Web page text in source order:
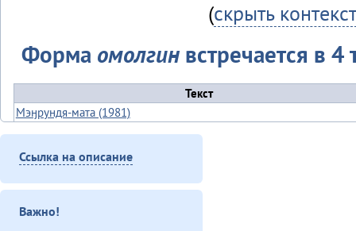
(скрыть контекст
Форма омолгин встречается в 4
Текст
Мэӈрундя-мата (1981)
Олдонындя-акияндя, тадук Нюӈурдок Уняптукэннюн (1980)
Онё̄вувча̄л Библия Улгӯрилин (2011)
Турэн – илэды баин (2013)
Итого
Ссылка на описание
Важно!